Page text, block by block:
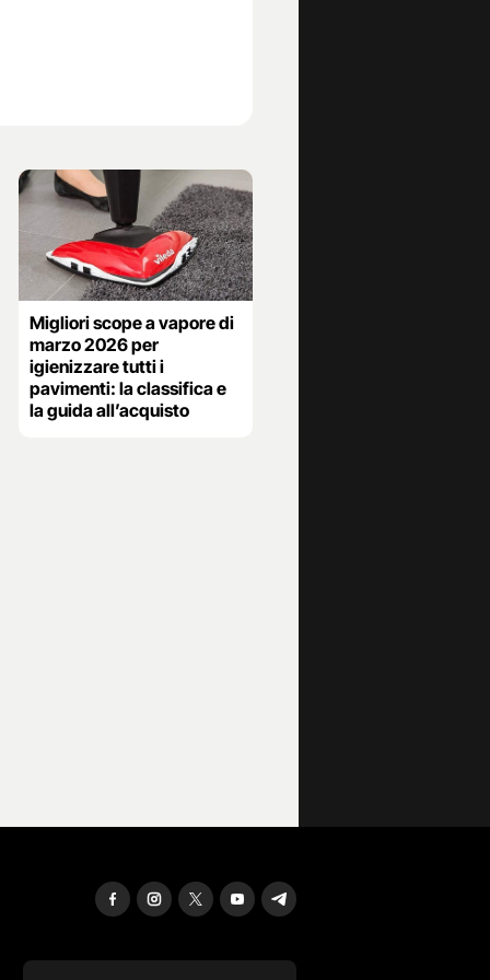
Migliori scope a vapore di
marzo 2026 per
igienizzare tutti i
pavimenti: la classifica e
la guida all’acquisto